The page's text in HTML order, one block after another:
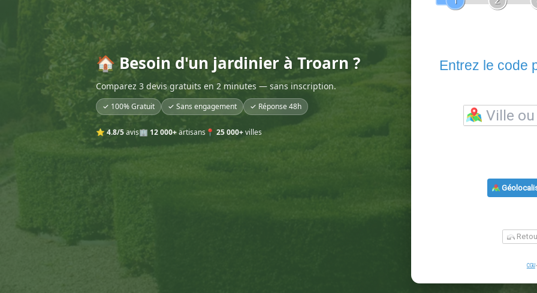
🏠 Besoin d'un jardinier à Troarn ?
Comparez 3 devis gratuits en 2 minutes — sans inscription.
✓ 100% Gratuit ✓ Sans engagement ✓ Réponse 48h
⭐ 4.8/5avis🏢 12 000+artisans 📍 25 000+villes